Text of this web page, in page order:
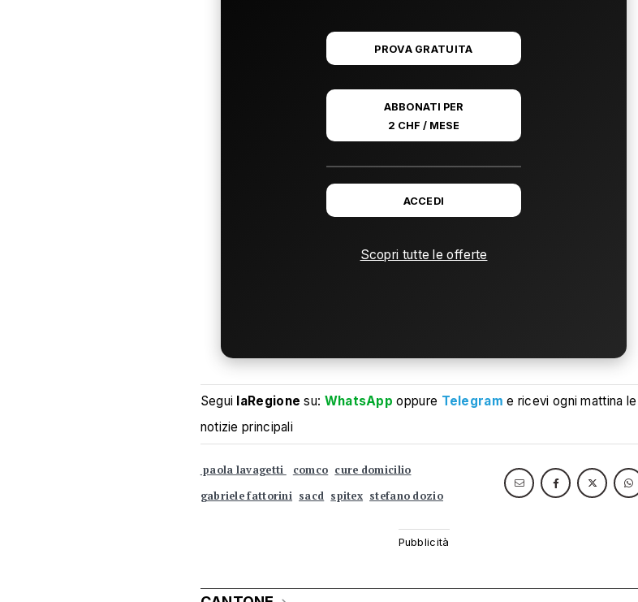
PROVA GRATUITA
ABBONATI PER
2 CHF / MESE
ACCEDI
Scopri tutte le offerte
Segui laRegione su: WhatsApp oppure Telegram e ricevi ogni mattina le
notizie principali
paola lavagetti comco cure domicilio
gabriele fattorini sacd spitex stefano dozio